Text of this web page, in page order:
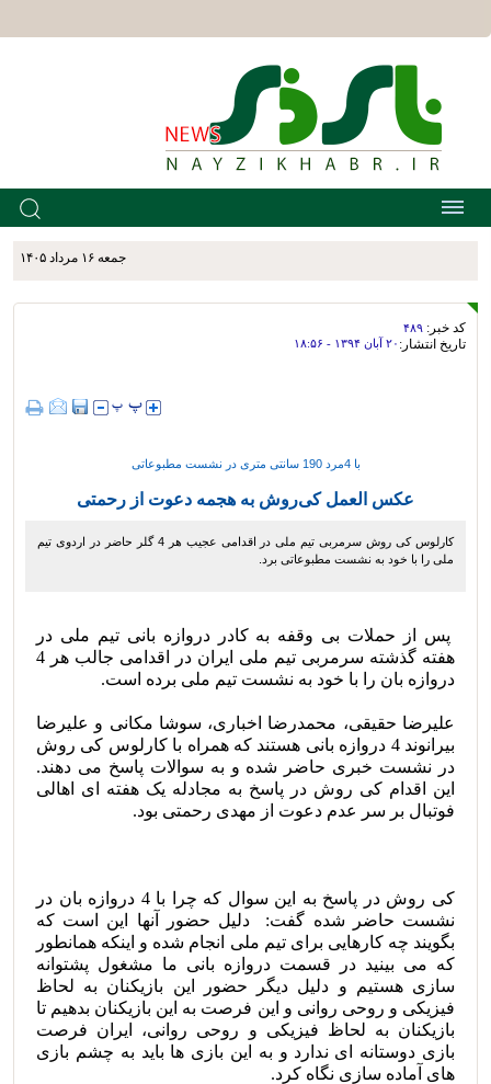
جمعه ۱۶ مرداد ۱۴۰۵
کد خبر: ۴۸۹
تاریخ انتشار: ۲۰ آبان ۱۳۹۴ - ۱۸:۵۶
با 4مرد 190 سانتی متری در نشست مطبوعاتی
عکس العمل کی‌روش به هجمه دعوت از رحمتی
کارلوس کی روش سرمربی تیم ملی در اقدامی عجیب هر 4 گلر حاضر در اردوی تیم
ملی را با خود به نشست مطبوعاتی برد.
پس از حملات بی وقفه به کادر دروازه بانی تیم ملی در
هفته گذشته سرمربی تیم ملی ایران در اقدامی جالب هر 4
دروازه بان را با خود به نشست تیم ملی برده است.
علیرضا حقیقی، محمدرضا اخباری، سوشا مکانی و علیرضا
بیرانوند 4 دروازه بانی هستند که همراه با کارلوس کی روش
در نشست خبری حاضر شده و به سوالات پاسخ می دهند.
این اقدام کی روش در پاسخ به مجادله یک هفته ای اهالی
فوتبال بر سر عدم دعوت از مهدی رحمتی بود.
کی روش در پاسخ به این سوال که چرا با 4 دروازه بان در
نشست حاضر شده گفت: دلیل حضور آنها این است که
بگویند چه کارهایی برای تیم ملی انجام شده و اینکه همانطور
که می بینید در قسمت دروازه بانی ما مشغول پشتوانه
سازی هستیم و دلیل دیگر حضور این بازیکنان به لحاظ
فیزیکی و روحی روانی و این فرصت به این بازیکنان بدهیم تا
بازیکنان به لحاظ فیزیکی و روحی روانی، ایران فرصت
بازی دوستانه ای ندارد و به این بازی ها باید به چشم بازی
های آماده سازی نگاه کرد.